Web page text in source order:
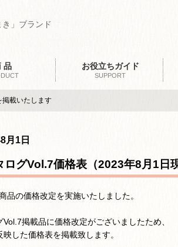
」ブランド
品 お役立ちガイド
SUPPORT
掲載いたします
月1日
ログVol.7価格表（2023年8月1日
品の価格改定を実施いたしました。
掲載品に価格改定がございましたため、
映した価格表を掲載致します。